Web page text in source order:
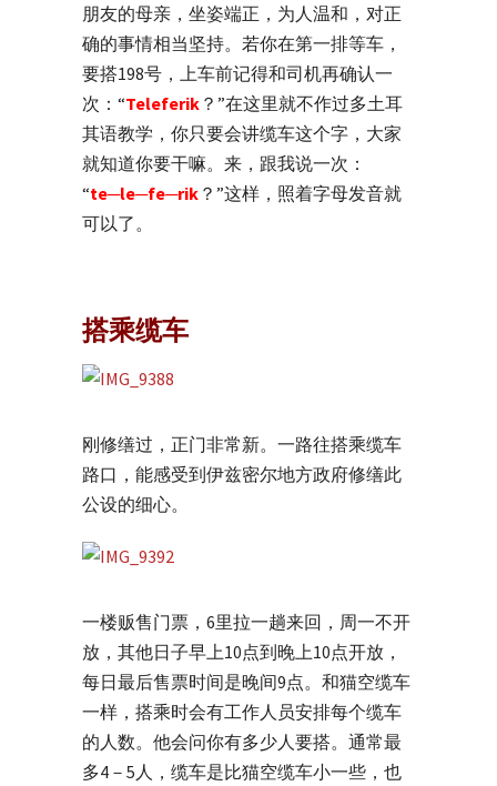
朋友的母亲，坐姿端正，为人温和，对正
确的事情相当坚持。若你在第一排等车，
要搭198号，上车前记得和司机再确认一
次：“Teleferik ？”在这里就不作过多土耳
其语教学，你只要会讲缆车这个字，大家
就知道你要干嘛。来，跟我说一次：
“te─le─fe─rik ？”这样，照着字母发音就
可以了。
搭乘缆车
刚修缮过，正门非常新。一路往搭乘缆车
路口，能感受到伊兹密尔地方政府修缮此
公设的细心。
一楼贩售门票，6里拉一趟来回，周一不开
放，其他日子早上10点到晚上10点开放，
每日最后售票时间是晚间9点。和猫空缆车
一样，搭乘时会有工作人员安排每个缆车
的人数。他会问你有多少人要搭。通常最
多4－5人，缆车是比猫空缆车小一些，也